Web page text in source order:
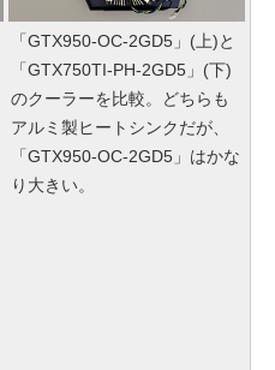
「GTX950-OC-2GD5」(上)と
「GTX750TI-PH-2GD5」(下)
のクーラーを比較。どちらも
アルミ製ヒートシンクだが、
「GTX950-OC-2GD5」はかな
り大きい。